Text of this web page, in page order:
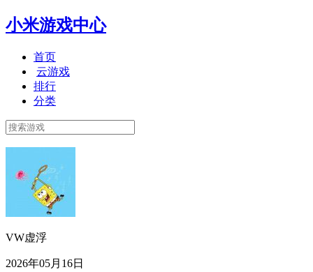
小米游戏中心
首页
云游戏
排行
分类
VW虚浮
2026年05月16日